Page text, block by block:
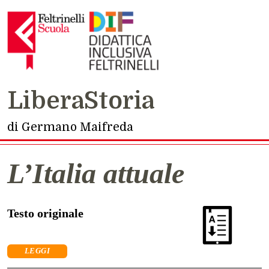
LiberaStoria
di Germano Maifreda
L’Italia attuale
Testo originale
LEGGI